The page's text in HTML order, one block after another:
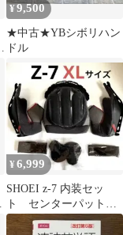
¥9,500
★中古★YBシボリハン
ドル
¥ 6,999
SHOEI z-7 内装セッ
ト センターパット
チークパット 新品